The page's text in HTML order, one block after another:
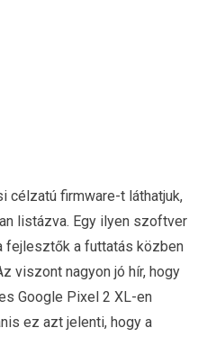
firmware-t láthatjuk,
listázva. Egy ilyen szoftver
fejlesztők a futtatás közben
viszont nagyon jó hír, hogy
Google Pixel 2 XL-en
ez azt jelenti, hogy a